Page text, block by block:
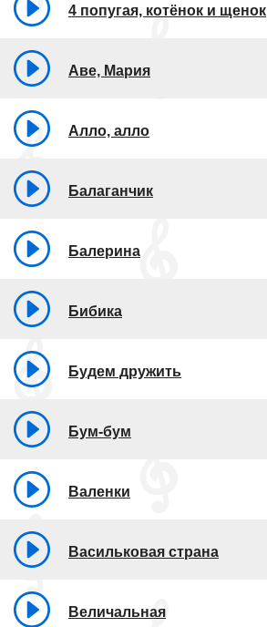
4 попугая, котёнок и щенок
Аве, Мария
Алло, алло
Балаганчик
Балерина
Бибика
Будем дружить
Бум-бум
Валенки
Васильковая страна
Величальная